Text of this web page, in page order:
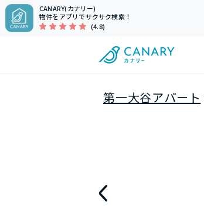
CANARY(カナリー)
物件をアプリでサクサク検索！
(4.8)
第一大谷アパート